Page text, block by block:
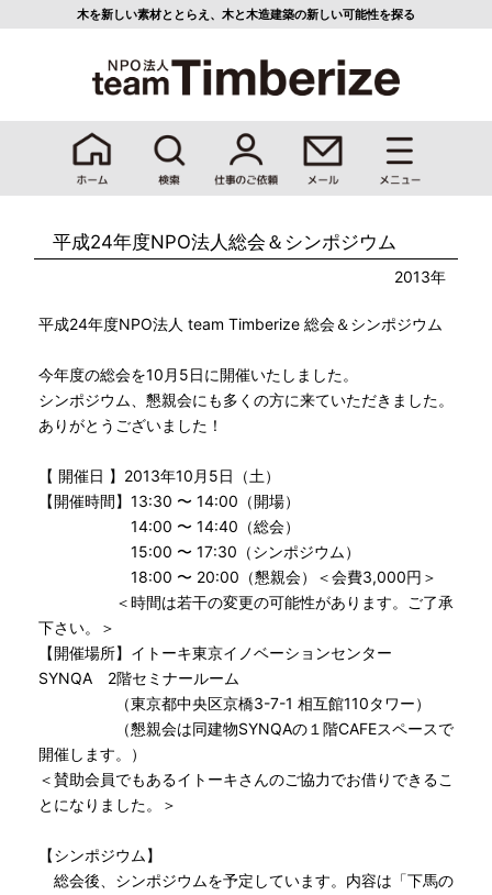
木を新しい素材ととらえ、 木と木造建築の新しい可能性を探る
平成24年度NPO法人総会＆シンポジウム
2013年
平成24年度NPO法人 team Timberize 総会＆シンポジウム
今年度の総会を10月5日に開催いたしました。
シンポジウム、懇親会にも多くの方に来ていただきました。
ありがとうございました！
【 開催日 】2013年10月5日（土）
【開催時間】13:30 〜 14:00（開場）
14:00 〜 14:40（総会）
15:00 〜 17:30（シンポジウム）
18:00 〜 20:00（懇親会）＜会費3,000円＞
＜時間は若干の変更の可能性があります。ご了承
下さい。＞
【開催場所】イトーキ東京イノベーションセンター
SYNQA 2階セミナールーム
（東京都中央区京橋3-7-1 相互館110タワー）
（懇親会は同建物SYNQAの１階CAFEスペースで
開催します。）
＜賛助会員でもあるイトーキさんのご協力でお借りできるこ
とになりました。＞
【シンポジウム】
総会後、シンポジウムを予定しています。内容は「下馬の